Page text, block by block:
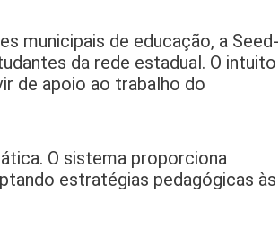
municipais de educação, a Seed-
da rede estadual. O intuito
de apoio ao trabalho do
O sistema proporciona
estratégias pedagógicas às